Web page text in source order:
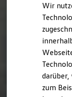
Batterie
Kosten
Wir
darüber,
zum